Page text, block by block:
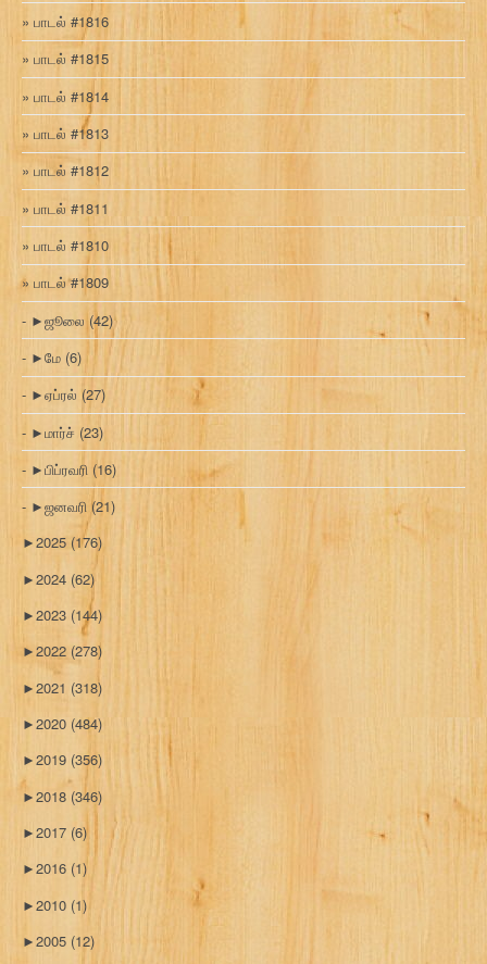
பாடல் #1816
பாடல் #1815
பாடல் #1814
பாடல் #1813
பாடல் #1812
பாடல் #1811
பாடல் #1810
பாடல் #1809
►ஜூலை (42)
►மே (6)
►ஏப்ரல் (27)
►மார்ச் (23)
►பிப்ரவரி (16)
►ஜனவரி (21)
►2025 (176)
►2024 (62)
►2023 (144)
►2022 (278)
►2021 (318)
►2020 (484)
►2019 (356)
►2018 (346)
►2017 (6)
►2016 (1)
►2010 (1)
►2005 (12)